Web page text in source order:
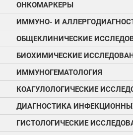
ОНКОМАРКЕРЫ
ИММУНО- И
ОБЩЕКЛИНИЧЕСКИЕ
БИОХИМИЧЕСКИЕ
ИММУНОГЕМАТОЛОГИЯ
КОАГУЛОЛОГИЧЕСКИЕ
ДИАГНОСТИКА
ГИСТОЛОГИЧЕСКИЕ